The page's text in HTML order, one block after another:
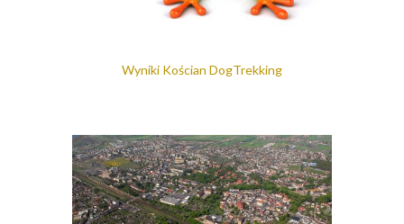
Wyniki Kościan DogTrekking